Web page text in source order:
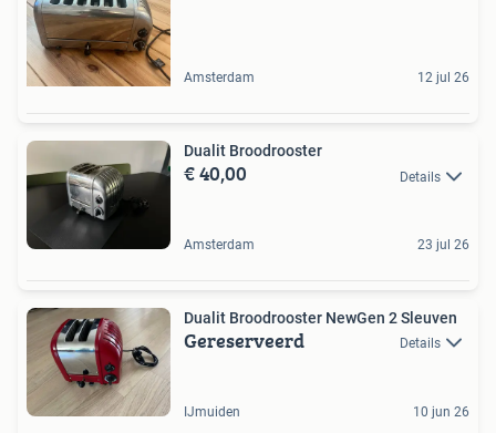
Amsterdam 12 jul 26
Dualit Broodrooster
€ 40,00 Details
Amsterdam 23 jul 26
Dualit Broodrooster NewGen 2 Sleuven
Gereserveerd Details
IJmuiden 10 jun 26